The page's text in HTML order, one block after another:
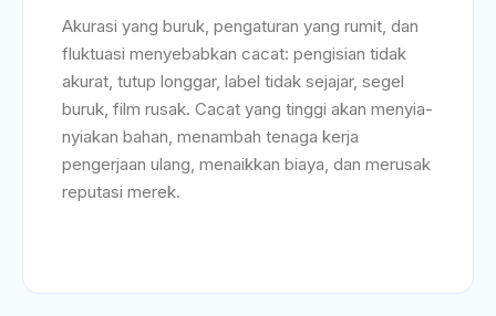
Akurasi yang buruk, pengaturan yang rumit, dan
fluktuasi menyebabkan cacat: pengisian tidak
akurat, tutup longgar, label tidak sejajar, segel
buruk, film rusak. Cacat yang tinggi akan menyia-
nyiakan bahan, menambah tenaga kerja
pengerjaan ulang, menaikkan biaya, dan merusak
reputasi merek.